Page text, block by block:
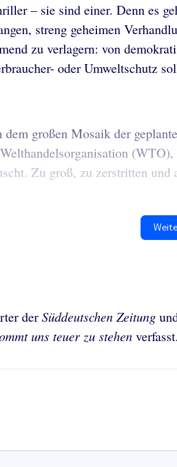
– sie sind einer. Denn es
streng geheimen
zu verlagern: von
oder Umweltschutz
großen Mosaik der
Zu groß, zu zerstritten
derSüddeutschen Zeitung
uns teuer zu stehen verfasst.